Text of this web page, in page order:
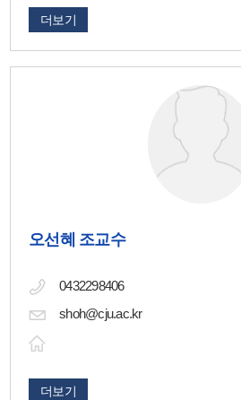
더보기
오선혜 조교수
0432298406
shoh@cju.ac.kr
더보기